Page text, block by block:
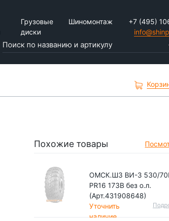
Грузовые
диски
Шиномонтаж
+7 (495)
Похожие товары
ОМСК.ШЗ ВИ-3 530/
PR16 173B без о.л.
(Арт.431908648)
Уточнить
наличие